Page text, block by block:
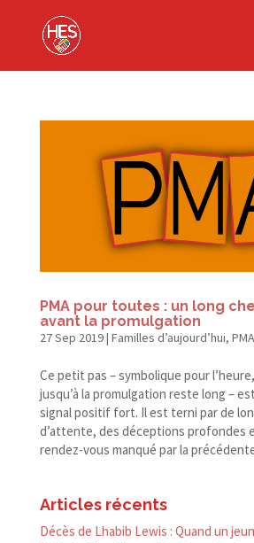
PMA pour toutes : un long
avant la promulgation
27 Sep 2019| Familles d’aujourd’hui, PMA
Ce petit pas – symbolique pour
jusqu’à la promulgation reste long –
signal positif fort.‬ ‪Il est terni par de
d’attente, des déceptions profondes
rendez-​vous manqué par la
Articles récents
Décès de Lhabib Lewis : Quand un